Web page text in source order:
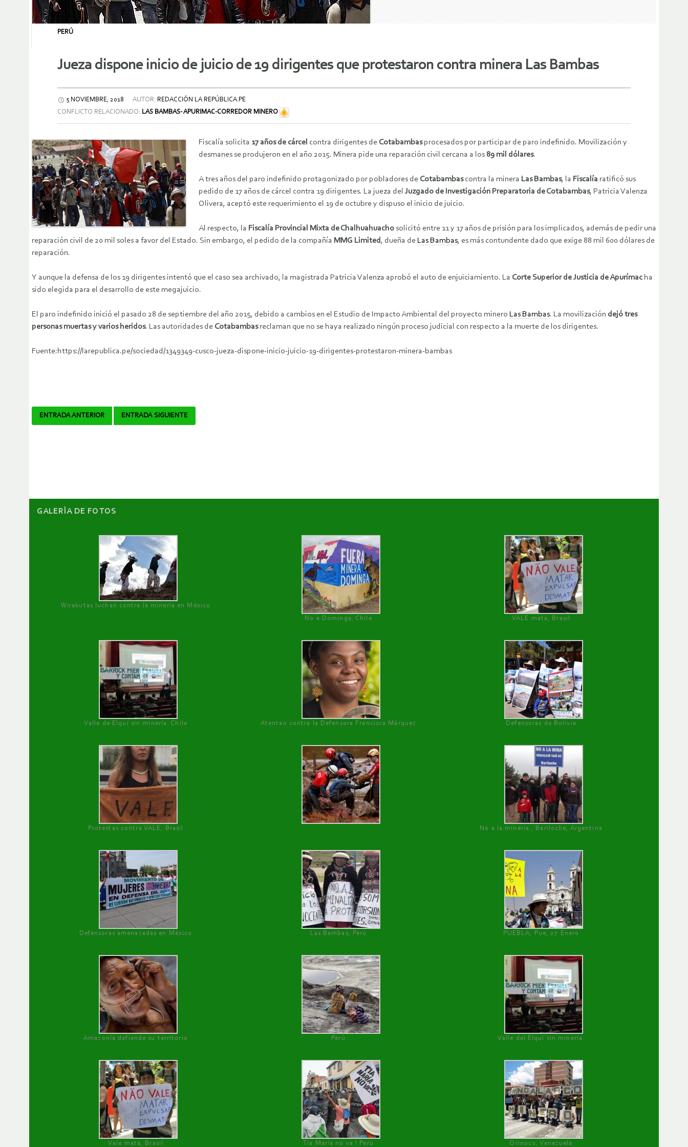
PERÚ
Jueza dispone inicio de juicio de 19 dirigentes que protestaron contra minera Las Bambas
5 NOVIEMBRE, 2018 AUTOR: REDACCIÓN LA REPÚBLICA.PE
CONFLICTO RELACIONADO: LAS BAMBAS- APURIMAC-CORREDOR MINERO
Fiscalía solicita 17 años de cárcel contra dirigentes de Cotabambasprocesados por participar de paro indefinido. Movilización y
desmanes se produjeron en el año 2015. Minera pide una reparación civil cercana a los 89 mil dólares.
A tres años del paro indefinido protagonizado por pobladores de Cotabambascontra la minera Las Bambas, la Fiscalía ratificó sus
pedido de 17 años de cárcel contra 19 dirigentes. La jueza del Juzgado de Investigación Preparatoria de Cotabambas, Patricia Valenza
Olivera, aceptó este requerimiento el 19 de octubre y dispuso el inicio de juicio.
Al respecto, la Fiscalía Provincial Mixta de Chalhuahuacho solicitó entre 11 y 17 años de prisión para los implicados, además de pedir una
reparación civil de 20 mil soles a favor del Estado. Sin embargo, el pedido de la compañía MMG Limited, dueña de Las Bambas, es más contundente dado que exige 88 mil 600 dólares de
reparación.
Y aunque la defensa de los 19 dirigentes intentó que el caso sea archivado, la magistrada Patricia Valenza aprobó el auto de enjuiciamiento. La Corte Superior de Justicia de Apurímac ha
sido elegida para el desarrollo de este megajuicio.
El paro indefinido inició el pasado 28 de septiembre del año 2015, debido a cambios en el Estudio de Impacto Ambiental del proyecto minero Las Bambas. La movilización dejó tres
personas muertas y varios heridos. Las autoridades de Cotabambasreclaman que no se haya realizado ningún proceso judicial con respecto a la muerte de los dirigentes.
Fuente:https://larepublica.pe/sociedad/1349349-cusco-jueza-dispone-inicio-juicio-19-dirigentes-protestaron-minera-bambas
Navegador
ENTRADA ANTERIOR ENTRADA SIGUIENTE
GALERÌA DE FOTOS
Wirakutas luchan contra la minería en México
No a Dominga, Chile
VALE mata, Brasil
Valle de Elqui sin minería. Chile Atentan contra la Defensora Francisca Márquez Defensoras de Bolivia
Protestas contra VALE, Brasil No a la minería , Bariloche, Argentina
Defensoras amenazadas en México Las Bambas, Perú PUEBLA, Pue, 27 Enero
Amazonía defiende su territorio Perú Valle del Elqui sin minería.
Vale mata, Brasil Tía María no va ! Perú Orinoco, Venezuela